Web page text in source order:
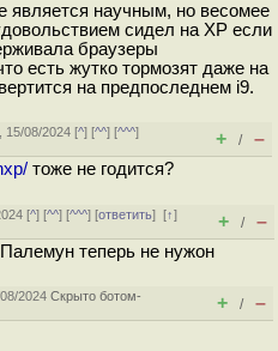
является научным, но весомее
сидел на XP если
браузеры
есть жутко тормозят даже на
на предпоследнем i9.
15/08/2024 [^] [^^] [^^^]
+ / –
тоже не годится?
[^] [^^] [^^^] [ответить][↑]
+ / –
теперь не нужон
2024Скрыто ботом-
+ / –